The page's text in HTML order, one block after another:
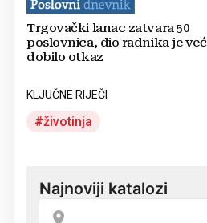
Trgovački lanac zatvara 50
poslovnica, dio radnika je već
dobilo otkaz
KLJUČNE RIJEČI
životinja